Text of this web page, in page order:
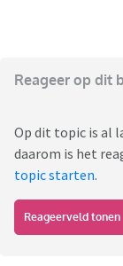
Reageer op dit
Op dit topic is al
daarom is het
topic starten.
Reageerveld tonen